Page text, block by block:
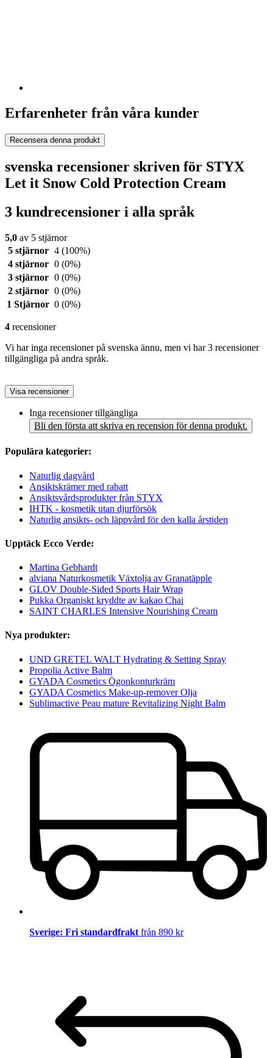
Erfarenheter från våra kunder
Recensera denna produkt
svenska recensioner skriven för STYX
Let it Snow Cold Protection Cream
3 kundrecensioner i alla språk
5,0 av 5 stjärnor
5 stjärnor 4 (100%)
4 stjärnor 0 (0%)
3 stjärnor 0 (0%)
2 stjärnor 0 (0%)
1 Stjärnor 0 (0%)
4 recensioner
Vi har inga recensioner på svenska ännu, men vi har 3 recensioner
tillgängliga på andra språk.
Visa recensioner
Inga recensioner tillgängliga
Bli den första att skriva en recension för denna produkt.
Populära kategorier:
Naturlig dagvård
Ansiktskrämer med rabatt
Ansiktsvårdsprodukter från STYX
IHTK - kosmetik utan djurförsök
Naturlig ansikts- och läppvård för den kalla årstiden
Upptäck Ecco Verde:
Martina Gebhardt
alviana Naturkosmetik Växtolja av Granatäpple
GLOV Double-Sided Sports Hair Wrap
Pukka Organiskt kryddte av kakao Chai
SAINT CHARLES Intensive Nourishing Cream
Nya produkter:
UND GRETEL WALT Hydrating & Setting Spray
Propolia Active Balm
GYADA Cosmetics Ögonkonturkräm
GYADA Cosmetics Make-up-remover Olja
Sublimactive Peau mature Revitalizing Night Balm
Sverige: Fri standardfrakt från 890 kr